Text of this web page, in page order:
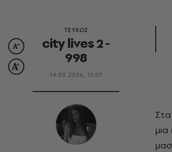
ΤΕΥΧΟΣ
city lives 2 -
998
14.05.2026, 11:07
Στα ορεινά τοπία της Ελλάδας, το χτίσιμο δεν υπήρξε ποτέ διεκπεραιωτικό. Ήταν